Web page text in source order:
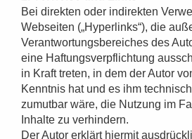
Bei direkten oder indirekten
Webseiten („Hyperlinks“), die
Verantwortungsbereiches des
eine Haftungsverpflichtung
in Kraft treten, in dem der Autor
Kenntnis hat und es ihm
zumutbar wäre, die Nutzung im
Inhalte zu verhindern.
Der Autor erklärt hiermit